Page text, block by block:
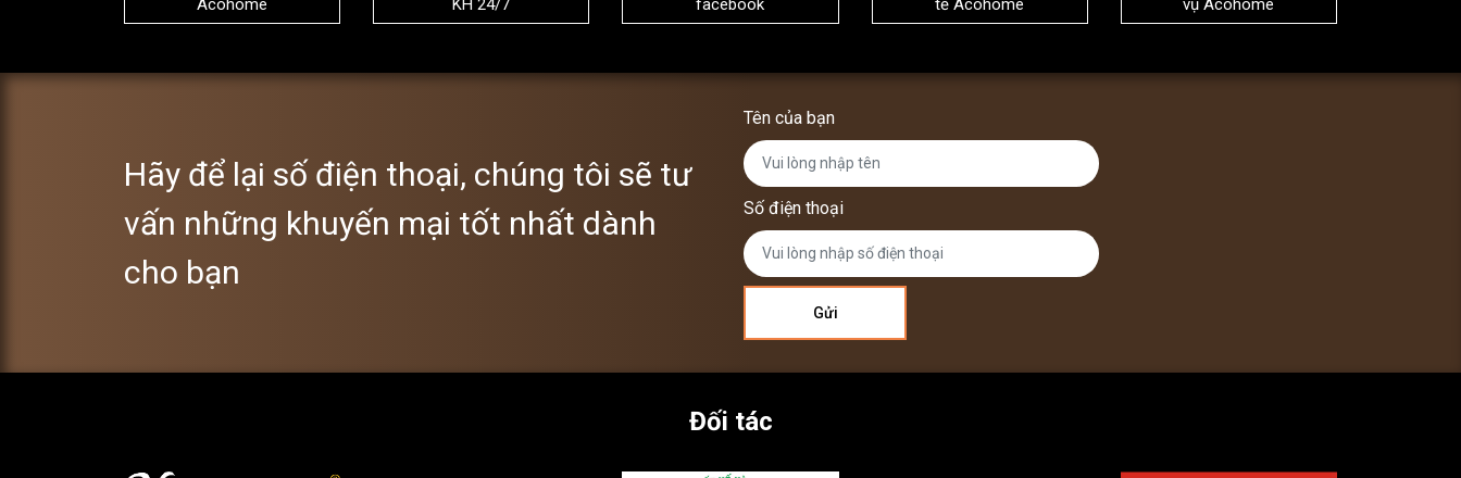
Acohome
KH 24/7
facebook
tế Acohome
vụ Acohome
Hãy để lại số điện thoại, chúng tôi sẽ tư
vấn những khuyến mại tốt nhất dành
cho bạn
Tên của bạn
Số điện thoại
Đối tác